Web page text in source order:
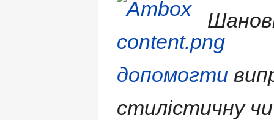
допомогти
стилістичну